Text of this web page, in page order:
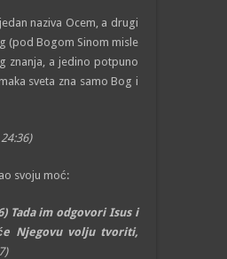
naziva Ocem, a drugi
(pod Bogom Sinom misle
znanja, a jedino potpuno
sveta zna samo Bog i
svoju moć:
Tada im odgovori Isus i
Njegovu volju tvoriti,